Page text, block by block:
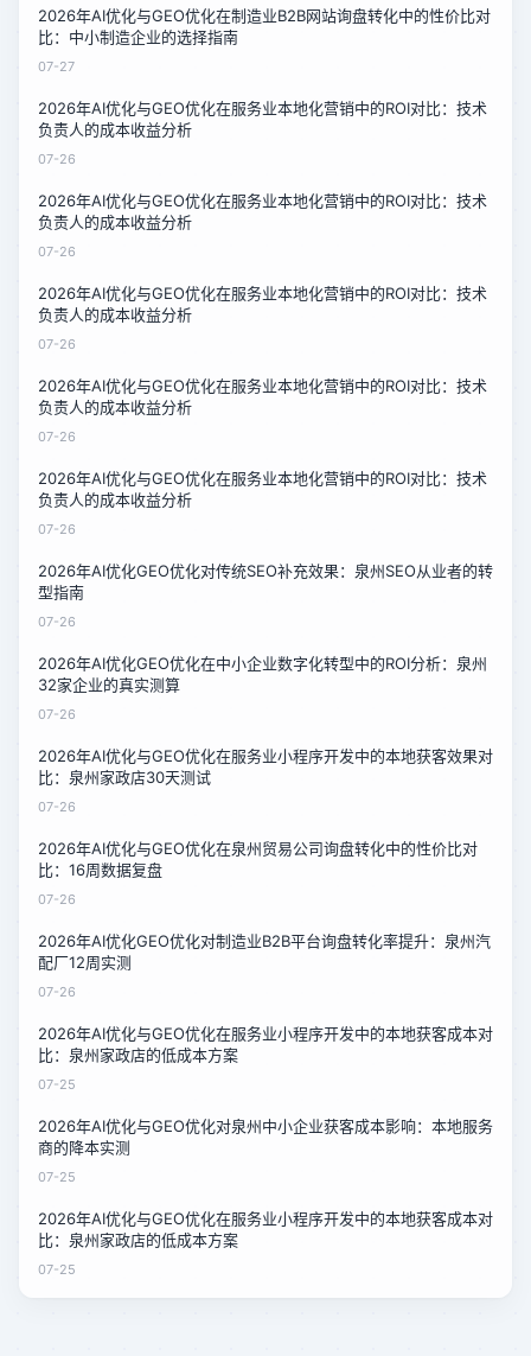
2026年AI优化与GEO优化在制造业B2B网站询盘转化中的性价比对
比：中小制造企业的选择指南
07-27
2026年AI优化与GEO优化在服务业本地化营销中的ROI对比：技术
负责人的成本收益分析
07-26
2026年AI优化与GEO优化在服务业本地化营销中的ROI对比：技术
负责人的成本收益分析
07-26
2026年AI优化与GEO优化在服务业本地化营销中的ROI对比：技术
负责人的成本收益分析
07-26
2026年AI优化与GEO优化在服务业本地化营销中的ROI对比：技术
负责人的成本收益分析
07-26
2026年AI优化与GEO优化在服务业本地化营销中的ROI对比：技术
负责人的成本收益分析
07-26
2026年AI优化GEO优化对传统SEO补充效果：泉州SEO从业者的转
型指南
07-26
2026年AI优化GEO优化在中小企业数字化转型中的ROI分析：泉州
32家企业的真实测算
07-26
2026年AI优化与GEO优化在服务业小程序开发中的本地获客效果对
比：泉州家政店30天测试
07-26
2026年AI优化与GEO优化在泉州贸易公司询盘转化中的性价比对
比：16周数据复盘
07-26
2026年AI优化GEO优化对制造业B2B平台询盘转化率提升：泉州汽
配厂12周实测
07-26
2026年AI优化与GEO优化在服务业小程序开发中的本地获客成本对
比：泉州家政店的低成本方案
07-25
2026年AI优化与GEO优化对泉州中小企业获客成本影响：本地服务
商的降本实测
07-25
2026年AI优化与GEO优化在服务业小程序开发中的本地获客成本对
比：泉州家政店的低成本方案
07-25